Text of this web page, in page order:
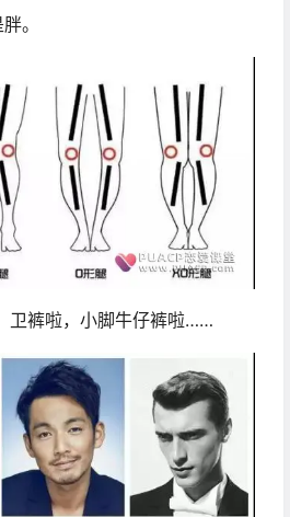
。
裤啦，小脚牛仔裤啦……